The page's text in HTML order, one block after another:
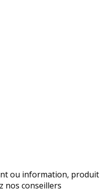
ou information, produit
nos conseillers